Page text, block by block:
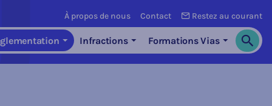
À propos de nous Contact Restez au courant
Infractions Formations Vias